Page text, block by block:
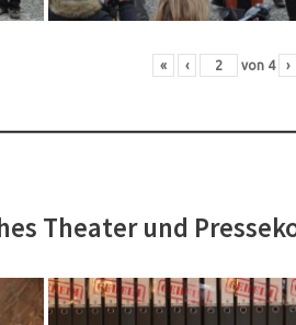
« ‹ von 4 ›
Theater und